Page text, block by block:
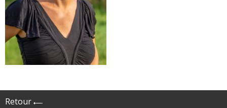
Retour